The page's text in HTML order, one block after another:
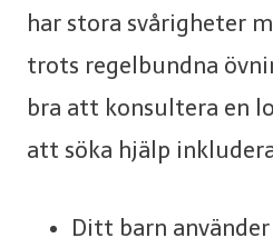
har stora svårigheter
trots regelbundna
bra att konsultera en
att söka hjälp
Ditt barn